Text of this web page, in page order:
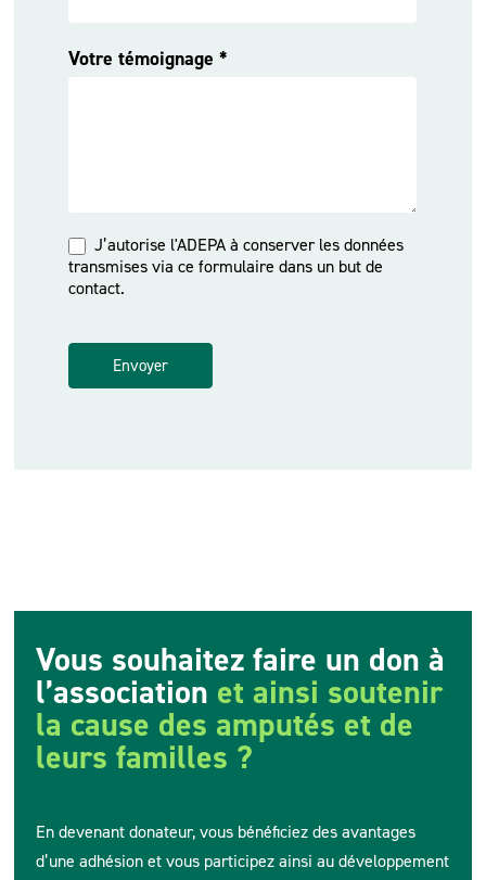
Votre témoignage*
J’autorise l'ADEPA à conserver les données
transmises via ce formulaire dans un but de
contact.
Envoyer
Vous souhaitez faire un don à
l’association et ainsi soutenir
la cause des amputés et de
leurs familles ?
En devenant donateur, vous bénéficiez des avantages
d’une adhésion et vous participez ainsi au développement